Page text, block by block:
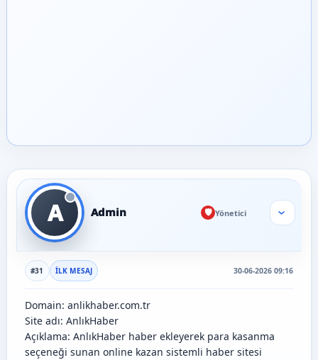
A Admin 🛡️ Yönetici ›
#31 İLK MESAJ 30-06-2026 09:16
Domain: anlikhaber.com.tr
Site adı: AnlıkHaber
Açıklama: AnlıkHaber haber ekleyerek para kasanma
seçeneği sunan online kazan sistemli haber sitesi